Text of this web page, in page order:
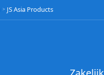
JS Asia Products